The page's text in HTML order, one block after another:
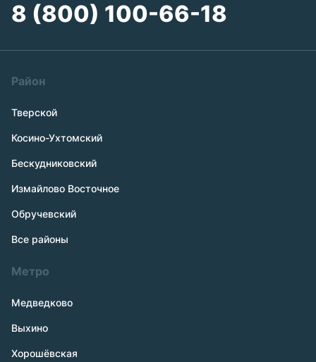
8 (800) 100-66-18
Район
Тверской
Косино-Ухтомский
Бескудниковский
Измайлово Восточное
Обручевский
Все районы
Метро
Медведково
Выхино
Хорошёвская